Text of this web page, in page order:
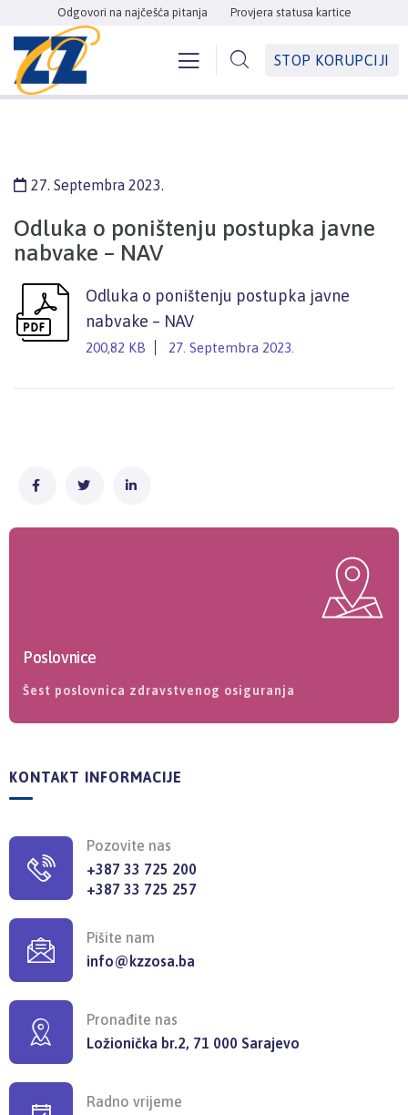
Odgovori na najčešća pitanja Provjera statusa kartice
STOP KORUPCIJI
27. Septembra 2023.
Odluka o poništenju postupka javne
nabvake – NAV
Odluka o poništenju postupka javne
nabvake – NAV
200,82 KB 27. Septembra 2023.
Poslovnice
Šest poslovnica zdravstvenog osiguranja
KONTAKT INFORMACIJE
Pozovite nas
+387 33 725 200
+387 33 725 257
Pišite nam
info@kzzosa.ba
Pronađite nas
Ložionička br.2, 71 000 Sarajevo
Radno vrijeme